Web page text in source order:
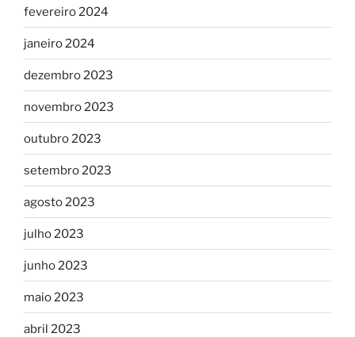
fevereiro 2024
janeiro 2024
dezembro 2023
novembro 2023
outubro 2023
setembro 2023
agosto 2023
julho 2023
junho 2023
maio 2023
abril 2023